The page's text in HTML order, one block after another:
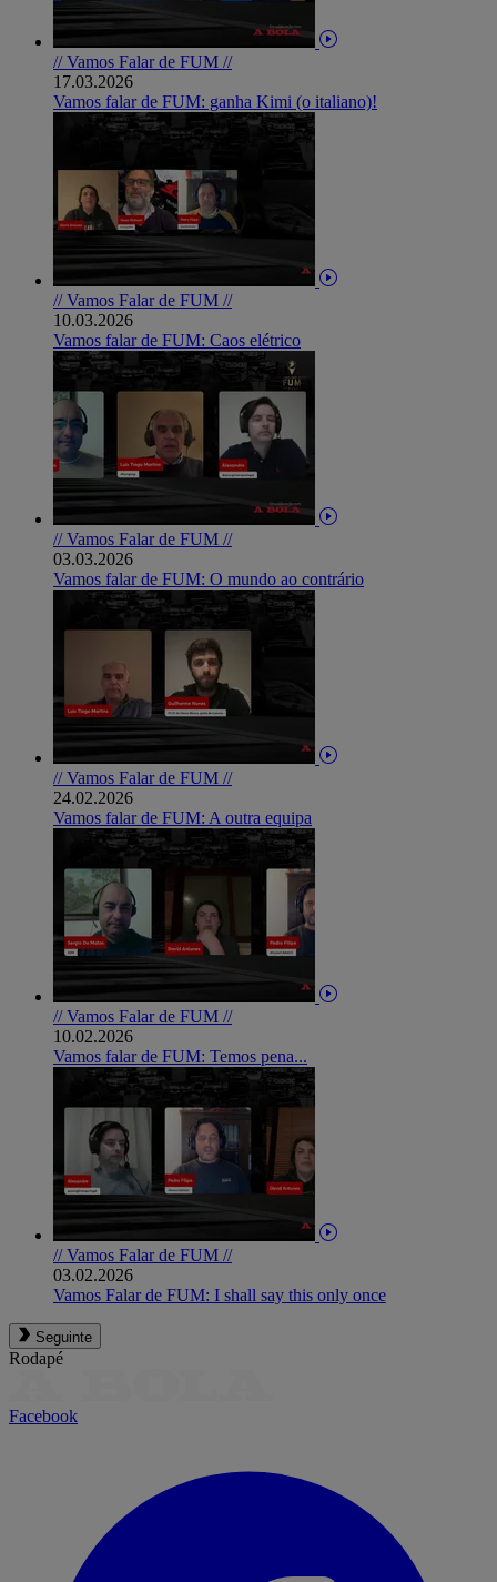
// Vamos Falar de FUM //
17.03.2026
Vamos falar de FUM: ganha Kimi (o italiano)!
// Vamos Falar de FUM //
10.03.2026
Vamos falar de FUM: Caos elétrico
// Vamos Falar de FUM //
03.03.2026
Vamos falar de FUM: O mundo ao contrário
// Vamos Falar de FUM //
24.02.2026
Vamos falar de FUM: A outra equipa
// Vamos Falar de FUM //
10.02.2026
Vamos falar de FUM: Temos pena...
// Vamos Falar de FUM //
03.02.2026
Vamos Falar de FUM: I shall say this only once
Seguinte
Rodapé
Facebook